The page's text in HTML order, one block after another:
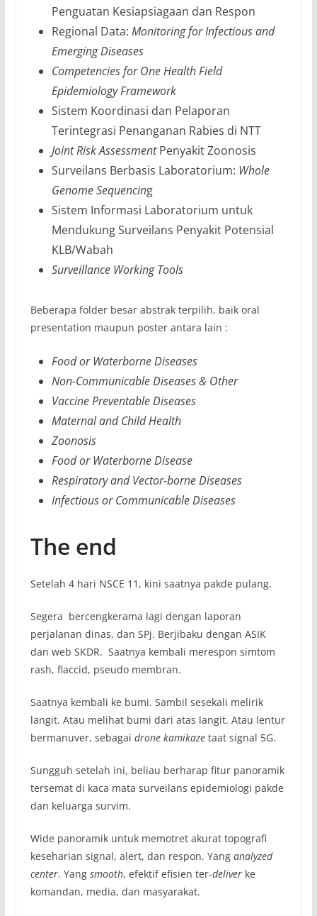
Penguatan Kesiapsiagaan dan Respon
Regional Data: Monitoring for Infectious and
Emerging Diseases
Competencies for One Health Field
Epidemiology Framework
Sistem Koordinasi dan Pelaporan
Terintegrasi Penanganan Rabies di NTT
Joint Risk AssessmentPenyakit Zoonosis
Surveilans Berbasis Laboratorium: Whole
Genome Sequencing
Sistem Informasi Laboratorium untuk
Mendukung Surveilans Penyakit Potensial
KLB/Wabah
Surveillance Working Tools
Beberapa folder besar abstrak terpilih, baik oral
presentation maupun poster antara lain :
Food or Waterborne Diseases
Non-Communicable Diseases & Other
Vaccine Preventable Diseases
Maternal and Child Health
Zoonosis
Food or Waterborne Disease
Respiratory and Vector-borne Diseases
Infectious or Communicable Diseases
The end
Setelah 4 hari NSCE 11, kini saatnya pakde pulang.
Segera bercengkerama lagi dengan laporan
perjalanan dinas, dan SPj. Berjibaku dengan ASIK
dan web SKDR. Saatnya kembali merespon simtom
rash, flaccid, pseudo membran.
Saatnya kembali ke bumi. Sambil sesekali melirik
langit. Atau melihat bumi dari atas langit. Atau lentur
bermanuver, sebagai drone kamikazetaat signal 5G.
Sungguh setelah ini, beliau berharap fitur panoramik
tersemat di kaca mata surveilans epidemiologi pakde
dan keluarga survim.
Wide panoramik untuk memotret akurat topografi
keseharian signal, alert, dan respon. Yang analyzed
center. Yang smooth, efektif efisien ter-deliverke
komandan, media, dan masyarakat.